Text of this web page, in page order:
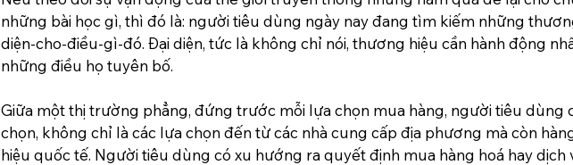
những bài học gì, thì đó là: người tiêu dùng ngày nay đang tìm kiếm những
diện-cho-điều-gì-đó. Đại diện, tức là không chỉ nói, thương hiệu cần hành động
những điều họ tuyên bố.
Giữa một thị trường phẳng, đứng trước mỗi lựa chọn mua hàng, người tiêu dùng
chọn, không chỉ là các lựa chọn đến từ các nhà cung cấp địa phương mà còn
hiệu quốc tế. Người tiêu dùng có xu hướng ra quyết định mua hàng hoá hay dịch